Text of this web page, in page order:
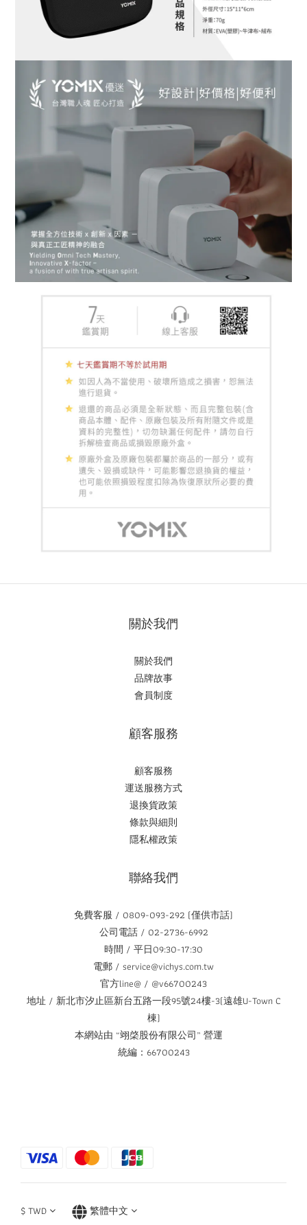
關於我們
關於我們
品牌故事
會員制度
顧客服務
顧客服務
運送服務方式
退換貨政策
條款與細則
隱私權政策
聯絡我們
免費客服 / 0809-093-292 (僅供市話)
公司電話 / 02-2736-6992
時間 / 平日09:30-17:30
電郵 / service@vichys.com.tw
官方line@ / @v66700243
地址 / 新北市汐止區新台五路一段95號24樓-3(遠雄U-Town C
棟)
本網站由 “翊棨股份有限公司” 營運
統編：66700243
$TWD 繁體中文